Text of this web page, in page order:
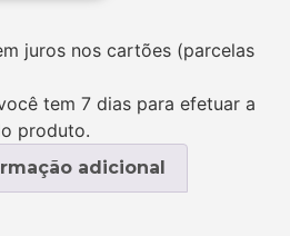
juros nos cartões (parcelas
tem 7 dias para efetuar a
produto.
adicional